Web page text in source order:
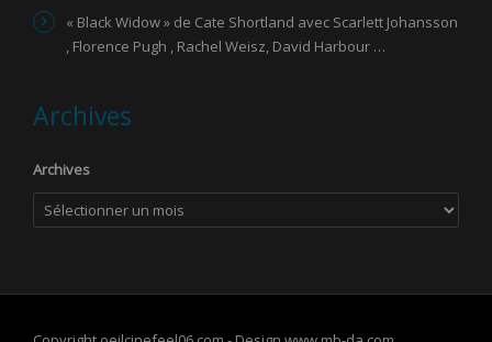
« Black Widow » de Cate Shortland avec Scarlett Johansson
, Florence Pugh , Rachel Weisz, David Harbour …
Archives
Archives